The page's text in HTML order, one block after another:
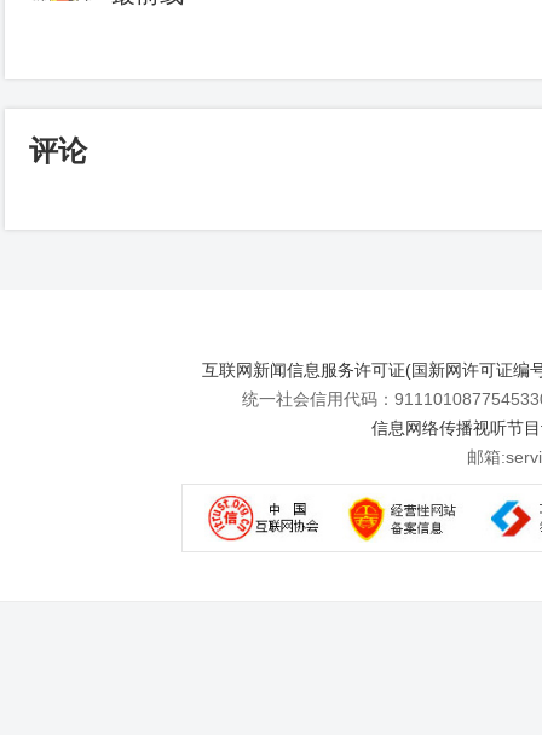
评论
互联网新闻信息服务许可证(国新网许可证编
统一社会信用代码：
信息网络传播视听节
邮箱